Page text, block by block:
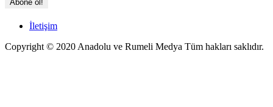
İletişim
Copyright © 2020 Anadolu ve Rumeli Medya Tüm hakları saklıdır.